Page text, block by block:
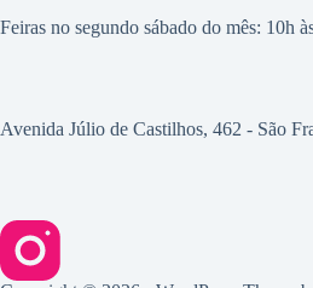
Feiras no segundo sábado do mês: 10h
Avenida Júlio de Castilhos, 462 - São